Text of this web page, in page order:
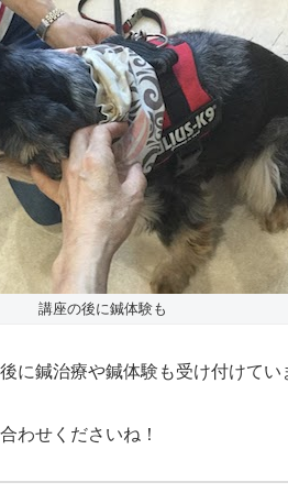
講座の後に鍼体験も
に鍼治療や鍼体験も受け付けてい
わせくださいね！